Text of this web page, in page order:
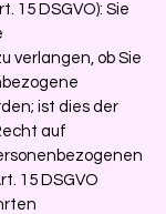
15 DSGVO): Sie
verlangen, ob Sie
ist dies der
auf
15 DSGVO